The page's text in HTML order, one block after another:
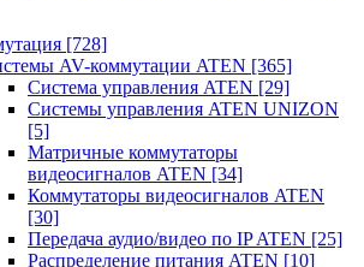
[728]
AV-коммутации ATEN [365]
Система управления ATEN [29]
Системы управления ATEN UNIZON
[5]
Матричные коммутаторы
видеосигналов ATEN [34]
Коммутаторы видеосигналов ATEN
[30]
Передача аудио/видео по IP ATEN [25]
Распределение питания ATEN [10]